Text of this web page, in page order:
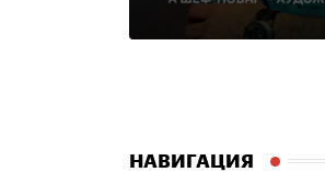
НАВИГАЦИЯ